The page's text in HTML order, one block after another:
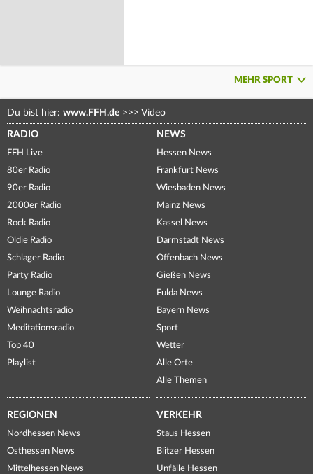
MEHR SPORT
Du bist hier: www.FFH.de >>> Video
RADIO
FFH Live
80er Radio
90er Radio
2000er Radio
Rock Radio
Oldie Radio
Schlager Radio
Party Radio
Lounge Radio
Weihnachtsradio
Meditationsradio
Top 40
Playlist
NEWS
Hessen News
Frankfurt News
Wiesbaden News
Mainz News
Kassel News
Darmstadt News
Offenbach News
Gießen News
Fulda News
Bayern News
Sport
Wetter
Alle Orte
Alle Themen
REGIONEN
Nordhessen News
Osthessen News
Mittelhessen News
VERKEHR
Staus Hessen
Blitzer Hessen
Unfälle Hessen